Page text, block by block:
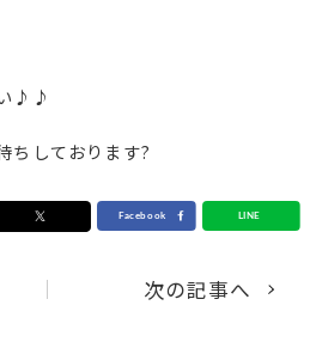
い♪♪
ちしております?
次の記事へ